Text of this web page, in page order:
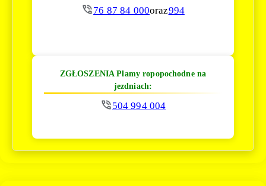
76 87 84 000oraz994
ZGŁOSZENIA Plamy ropopochodne na
jezdniach:
504 994 004